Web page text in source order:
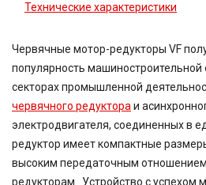
Технические характеристики
Червячные мотор-редукторы VF
популярность машиностроительной
секторах промышленной
червячного редуктора и
электродвигателя, соединенныхв
редуктор имеет компактные
высоким передаточным
редукторам.
Устройство с успехом